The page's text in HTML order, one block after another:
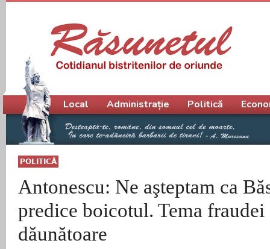
POLITICĂ
Antonescu: Ne aşteptam ca
predice boicotul. Tema fraudei
dăunătoare
Meniu principal
Local Administrație Politică